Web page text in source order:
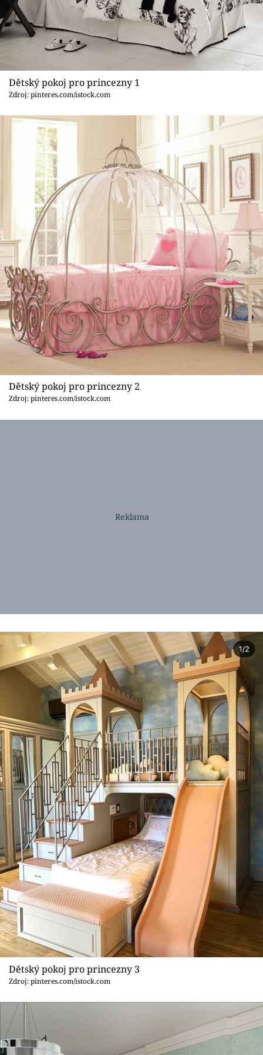
Přihlášení
Sledujte nás
Dětský pokoj pro princezny 1
Zdroj: pinteres.com/istock.com
Dětský pokoj pro princezny 2
Zdroj: pinteres.com/istock.com
Dětský pokoj pro princezny 3
Zdroj: pinteres.com/istock.com